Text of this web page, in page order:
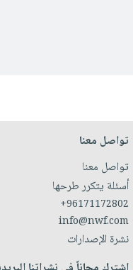
تواصل معنا
تواصل معنا
أسئلة يتكرر طرحها
+96171172802
info@nwf.com
نشرة الإصدارات